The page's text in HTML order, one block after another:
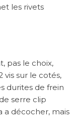
les rivets
pas le choix,
vis sur le cotés,
durites de frein
serre clip
a décocher, mais